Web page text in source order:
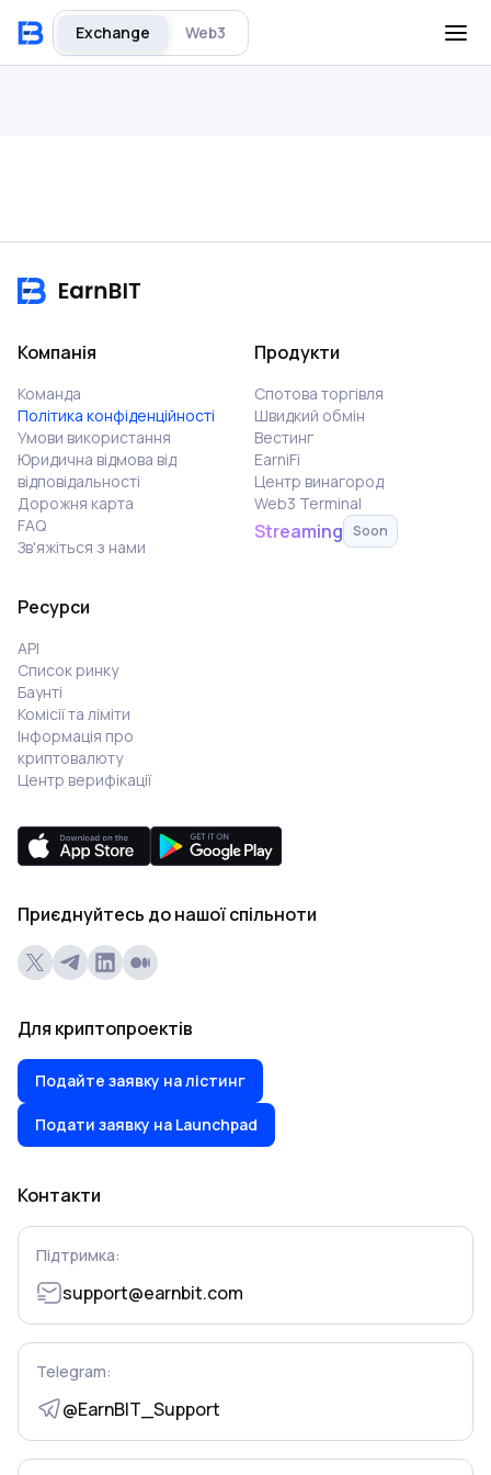
Exchange Web3
Компанія
Команда
Політика конфіденційності
Умови використання
Юридична відмова від
відповідальності
Дорожня карта
FAQ
Зв'яжіться з нами
Продукти
Спотова торгівля
Швидкий обмін
Вестинг
EarniFi
Центр винагород
Web3 Terminal
Streaming Soon
Ресурси
API
Список ринку
Баунті
Комісії та ліміти
Інформація про
криптовалюту
Центр верифікації
Приєднуйтесь до нашої спільноти
Для криптопроектів
Подайте заявку на лістинг
Подати заявку на Launchpad
Контакти
Підтримка:
support@earnbit.com
Telegram:
@EarnBIT_Support